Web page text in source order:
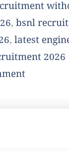
, bsnl
, latest
2026